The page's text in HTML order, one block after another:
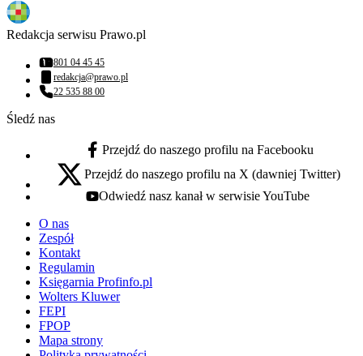
Redakcja serwisu Prawo.pl
Numer telefonu:
801 04 45 45
Adres email:
redakcja@prawo.pl
Numer telefonu:
22 535 88 00
Śledź nas
facebook - otwiera się w nowej karcie
Przejdź do naszego profilu na Facebooku
x - otwiera się w nowej karcie
Przejdź do naszego profilu na X (dawniej Twitter)
youtube - otwiera się w nowej karcie
Odwiedź nasz kanał w serwisie YouTube
O nas
Zespół
Kontakt
Regulamin
Księgarnia Profinfo.pl
Wolters Kluwer
FEPI
FPOP
Mapa strony